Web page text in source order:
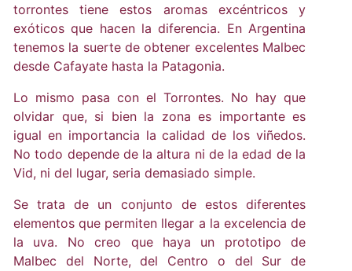
torrontes tiene estos aromas excéntricos y
exóticos que hacen la diferencia. En Argentina
tenemos la suerte de obtener excelentes Malbec
desde Cafayate hasta la Patagonia.
Lo mismo pasa con el Torrontes. No hay que
olvidar que, si bien la zona es importante es
igual en importancia la calidad de los viñedos.
No todo depende de la altura ni de la edad de la
Vid, ni del lugar, seria demasiado simple.
Se trata de un conjunto de estos diferentes
elementos que permiten llegar a la excelencia de
la uva. No creo que haya un prototipo de
Malbec del Norte, del Centro o del Sur de